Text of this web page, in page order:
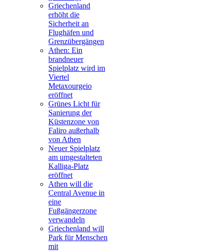
Griechenland
erhöht die
Sicherheit an
Flughäfen und
Grenzübergängen
Athen: Ein
brandneuer
Spielplatz wird im
Viertel
Metaxourgeio
eröffnet
Grünes Licht für
Sanierung der
Küstenzone von
Faliro außerhalb
von Athen
Neuer Spielplatz
am umgestalteten
Kalliga-Platz
eröffnet
Athen will die
Central Avenue in
eine
Fußgängerzone
verwandeln
Griechenland will
Park für Menschen
mit